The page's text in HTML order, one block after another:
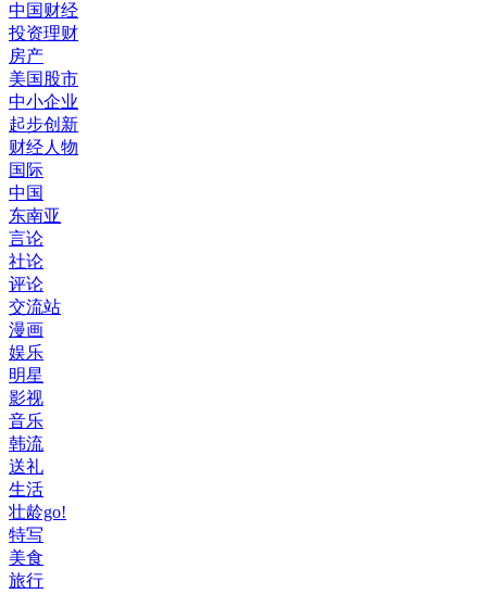
中国财经
投资理财
房产
美国股市
中小企业
起步创新
财经人物
国际
中国
东南亚
言论
社论
评论
交流站
漫画
娱乐
明星
影视
音乐
韩流
送礼
生活
壮龄go!
特写
美食
旅行